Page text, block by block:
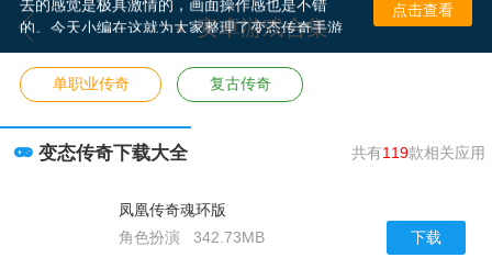
安卓游戏合集
的。今天小编在这就为大家整理了变态传奇手游
排行榜，里面的变态传奇游戏都是不错的，有兴
点击查看
单职业传奇 复古传奇
变态传奇下载大全 共有119款相关应用
凤凰传奇魂环版
角色扮演
342.73MB 下载